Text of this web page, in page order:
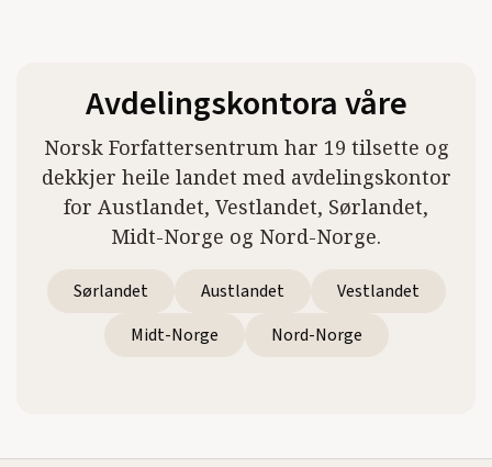
Avdelingskontora våre
Norsk Forfattersentrum har 19 tilsette og
dekkjer heile landet med avdelingskontor
for Austlandet, Vestlandet, Sørlandet,
Midt-Norge og Nord-Norge.
Sørlandet Austlandet
Vestlandet
Midt-Norge
Nord-Norge